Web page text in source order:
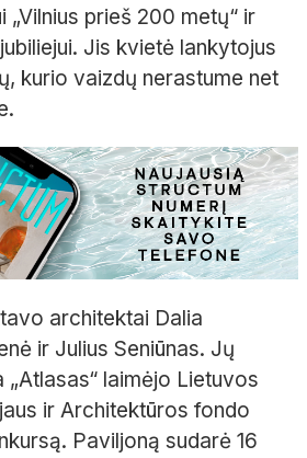
„Vilnius prieš 200 metų“ ir
Jis kvietė lankytojus
kurio vaizdų nerastume net
architektai Dalia
ir Julius Seniūnas. Jų
laimėjo Lietuvos
ir Architektūros fondo
Paviljoną sudarė 16